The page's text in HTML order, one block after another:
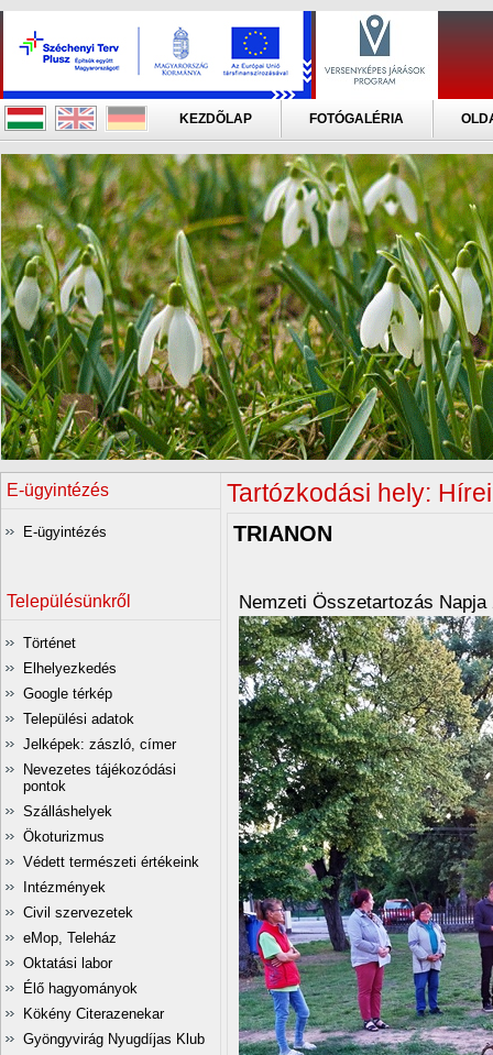
KEZDÕLAP FOTÓGALÉRIA
E-ügyintézés
E-ügyintézés
Településünkről
Történet
Elhelyezkedés
Google térkép
Települési adatok
Jelképek: zászló, címer
Nevezetes tájékozódási
pontok
Szálláshelyek
Ökoturizmus
Védett természeti értékeink
Intézmények
Civil szervezetek
eMop, Teleház
Oktatási labor
Élő hagyományok
Kökény Citerazenekar
Gyöngyvirág Nyugdíjas Klub
Tartózkodási hely:
TRIANON
Nemzeti Összetartozás Napja